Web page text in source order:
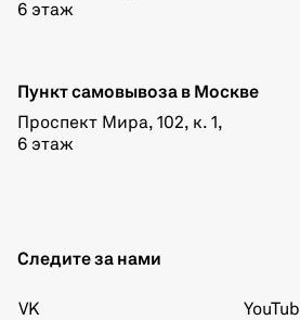
6 этаж
Пункт самовывоза в Москве
Проспект Мира, 102, к. 1,
6 этаж
Следите за нами
VK